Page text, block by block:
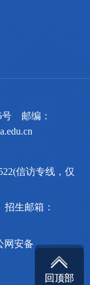
号 邮编：
信访专线，仅
招生邮箱：
网安备

回顶部

回顶部